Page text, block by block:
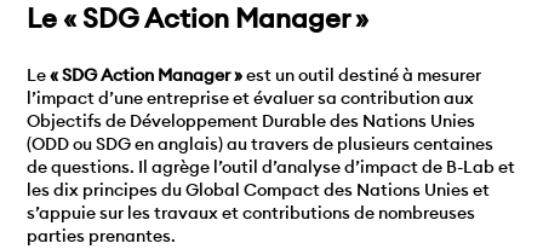
Le « SDG Action Manager »
Le« SDG Action Manager »est un outil destiné à mesurer
l’impact d’une entreprise et évaluer sa contribution aux
Objectifs de Développement Durable des Nations Unies
(ODD ou SDG en anglais) au travers de plusieurs centaines
de questions. Il agrège l’outil d’analyse d’impact de B-Lab et
les dix principes du Global Compact des Nations Unies et
s’appuie sur les travaux et contributions de nombreuses
parties prenantes.